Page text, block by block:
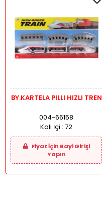
BY.KARTELA PILLI HIZLI TREN
004-66158
Koli İçi : 72
Fiyat İçin Bayi Girişi
Yapın